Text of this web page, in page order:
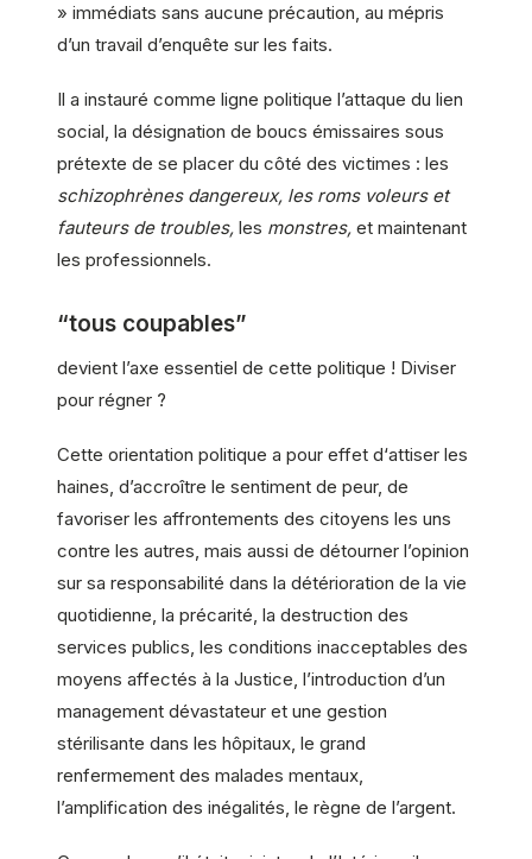
» immédiats sans aucune précaution, au mépris
d’un travail d’enquête sur les faits.
Il a instauré comme ligne politique l’attaque du lien
social, la désignation de boucs émissaires sous
prétexte de se placer du côté des victimes : les
schizophrènes dangereux, les roms voleurs et
fauteurs de troubles, les monstres, et maintenant
les professionnels.
“tous coupables”
devient l’axe essentiel de cette politique ! Diviser
pour régner ?
Cette orientation politique a pour effet d‘attiser les
haines, d’accroître le sentiment de peur, de
favoriser les affrontements des citoyens les uns
contre les autres, mais aussi de détourner l’opinion
sur sa responsabilité dans la détérioration de la vie
quotidienne, la précarité, la destruction des
services publics, les conditions inacceptables des
moyens affectés à la Justice, l’introduction d’un
management dévastateur et une gestion
stérilisante dans les hôpitaux, le grand
renfermement des malades mentaux,
l’amplification des inégalités, le règne de l’argent.